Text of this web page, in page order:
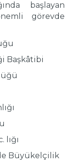
başlayan
görevde
Başkâtibi
Büyükelçilik